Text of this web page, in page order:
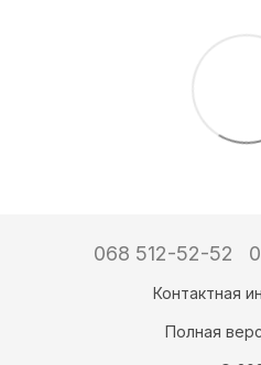
068 512-52-52
Контактная
Полная